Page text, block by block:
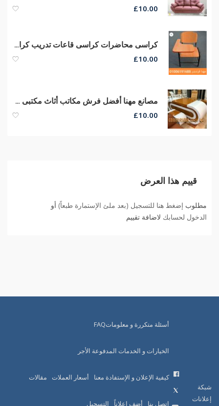
£10.00
كراسى محاضرات كراسى قاعات تدريب كراسى سنتر تعليمى أرخص أسعار من مهنا فرنتشر
£10.00
مصانع مهنا أفضل فرش مكاتب أثاث مكتبى متنوع مكاتب مدير كراسى شبك
£10.00
قييم هذا العرض
مطلوب إضغط هنا للتسجيل (بعد ملئ الإستمارة طبعاً) أو
الدخول لحسابك لاضافة تقييم
شبكة
إعلانات
أسئلة متكررة و معلوماتFAQ
الخيارات و الخدمات المدفوعة الأجر
كيفية الإعلان و الإستفادة معنا أسعار العملات مقالات
اتصل بنا أضف إعلاناً التسجيل